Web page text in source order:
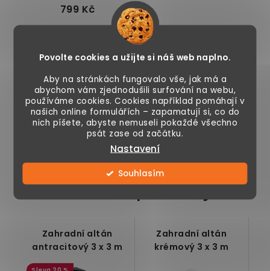
Povolte cookies a užijte si náš web naplno.
Aby na stránkách fungovalo vše, jak má a
abychom vám zjednodušili surfování na webu,
používáme cookies. Cookies například pomáhají v
našich online formulářích – zapamatují si, co do
nich píšete, abyste nemuseli pokaždé všechno
psát zase od začátku.
Nastavení
Souhlasím
nedostupné
799 Kč
Solární osvětlení, 2
kusy, závěsné i k
postavení, ratanový
design, venkovní,...
Podobné produkty
Zahradní altán
antracitový 3 x 3 m
Zahradní altán
krémový 3 x 3 m